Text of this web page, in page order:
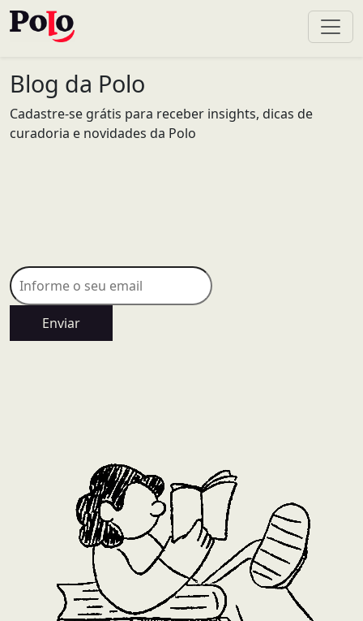
Blog da Polo
Cadastre-se grátis para receber insights, dicas de
curadoria e novidades da Polo
Enviar